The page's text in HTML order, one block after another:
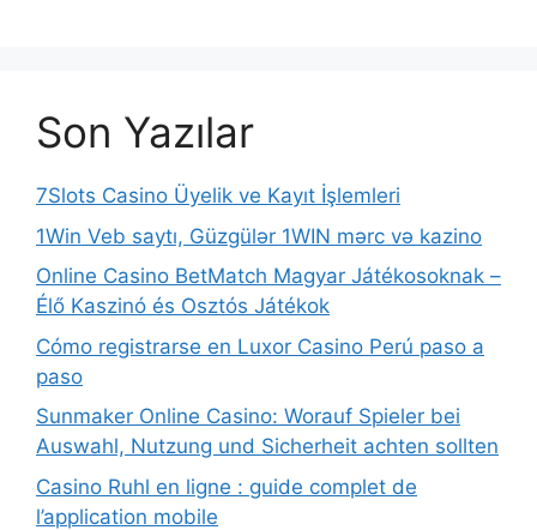
Son Yazılar
7Slots Casino Üyelik ve Kayıt İşlemleri
1Win Veb saytı, Güzgülər 1WIN mərc və kazino
Online Casino BetMatch Magyar Játékosoknak –
Élő Kaszinó és Osztós Játékok
Cómo registrarse en Luxor Casino Perú paso a
paso
Sunmaker Online Casino: Worauf Spieler bei
Auswahl, Nutzung und Sicherheit achten sollten
Casino Ruhl en ligne : guide complet de
l’application mobile